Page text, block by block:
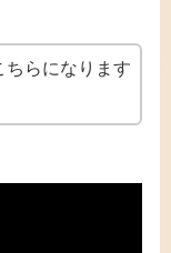
ちらになります